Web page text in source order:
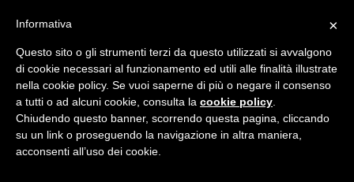
×
Informativa
Questo sito o gli strumenti terzi da questo utilizzati si avvalgono
di cookie necessari al funzionamento ed utili alle finalità illustrate
nella cookie policy. Se vuoi saperne di più o negare il consenso
a tutti o ad alcuni cookie, consulta la cookie policy
Chiudendo questo banner, scorrendo questa pagina, cliccando
su un link o proseguendo la navigazione in altra maniera,
acconsenti all’uso dei cookie.